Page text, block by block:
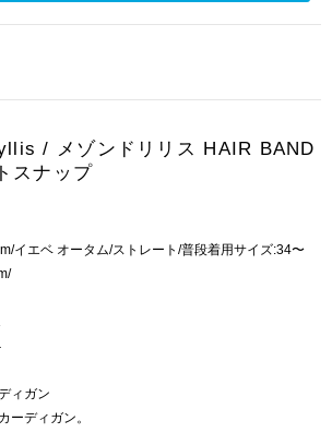
/ メゾンドリリス HAIR BAND
スナップ
イエベ オータム/ストレート/普段着用サイズ:34〜
ィガン
ーディガン。